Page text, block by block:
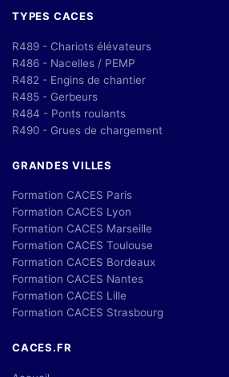
TYPES CACES
R489 - Chariots élévateurs
R486 - Nacelles / PEMP
R482 - Engins de chantier
R485 - Gerbeurs
R484 - Ponts roulants
R490 - Grues de chargement
GRANDES VILLES
Formation CACES Paris
Formation CACES Lyon
Formation CACES Marseille
Formation CACES Toulouse
Formation CACES Bordeaux
Formation CACES Nantes
Formation CACES Lille
Formation CACES Strasbourg
CACES.FR